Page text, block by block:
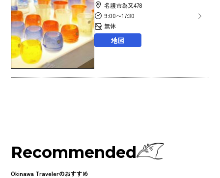
名護市為又478
9:00〜17:30
無休
地図
Recommended
Okinawa Travelerのおすすめ